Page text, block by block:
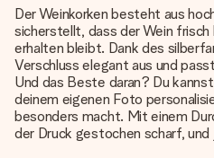
Der Weinkorken besteht aus
sicherstellt, dass der Wein
erhalten bleibt. Dank des
Verschluss elegant aus und
Und das Beste daran? Du
deinem eigenen Foto
besonders macht. Mit einem
der Druck gestochen scharf,